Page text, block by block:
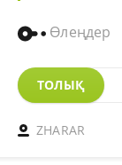
Өлеңдер
ТОЛЫҚ
ZHARAR